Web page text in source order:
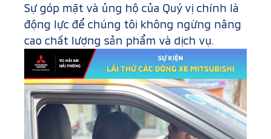
Sự góp mặt và ủng hộ của Quý vị chính là
động lực để chúng tôi không ngừng nâng
cao chất lượng sản phẩm và dịch vụ.